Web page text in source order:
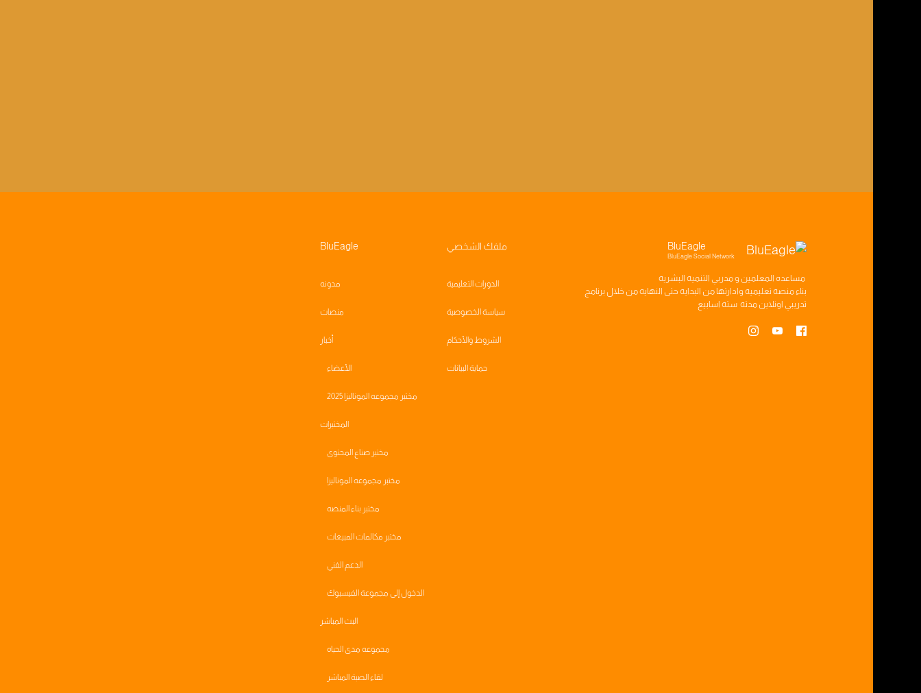
BluEagle
BluEagle Social Network
مساعده المعلمين ومدربي التنميه البشريه
بناءمنصه تعليميه وادارتها من البدايه حتى النهايه من خلال برنامج
تدريبي اونلاين مدته سته اسابيع
ملفك الشخصي
الدورات التعليمية
سياسة الخصوصية
الشروط والأحكام
حماية البيانات
BluEagle
مدونه
منصات
أخبار
الأعضاء
مختبر مجموعه الموناليزا 2025
المختبرات
مختبر صناع المحتوى
مختبر مجموعه الموناليزا
مختبر بناء المنصه
مختبر مكالمات المبيعات
الدعم الفني
الدخول إلى مجموعة الفيسبوك
البث المباشر
مجموعه مدى الحياه
لقاء الصبة المباشر